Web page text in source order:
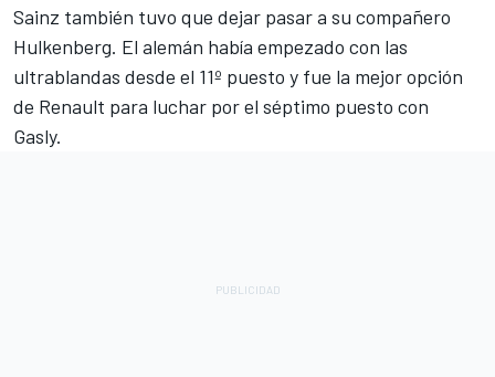
Sainz también tuvo que dejar pasar a su compañero
Hulkenberg. El alemán había empezado con las
ultrablandas desde el 11º puesto y fue la mejor opción
de Renault para luchar por el séptimo puesto con
Gasly.